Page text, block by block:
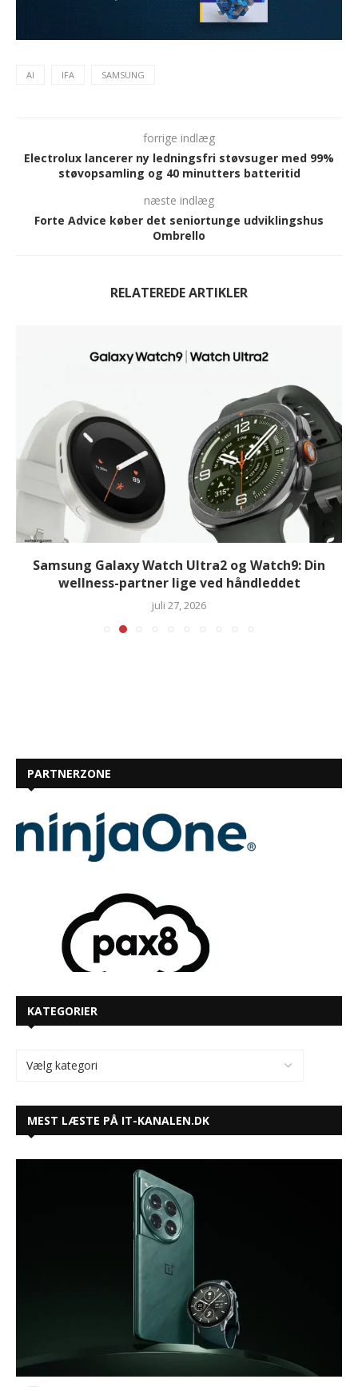
AI IFA SAMSUNG
forrige indlæg
Electrolux lancerer ny ledningsfri støvsuger med 99%
støvopsamling og 40 minutters batteritid
næste indlæg
Forte Advice køber det seniortunge udviklingshus
Ombrello
RELATEREDE ARTIKLER
Samsung Galaxy Watch Ultra2 og Watch9: Din
wellness-partner lige ved håndleddet
juli 27, 2026
PARTNERZONE
KATEGORIER
MEST LÆSTE PÅ IT-KANALEN.DK